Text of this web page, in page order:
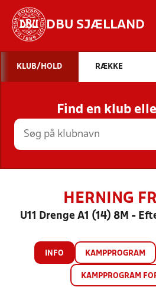
DBU SJÆLLAND
STILLINGER,
HOLD
KLUB/HOLD RÆKKE
Find en klub
HERNING
U11 Drenge A1 (14) 8M -
INFO KAMPPROGRAM
KAMPPROGRAM